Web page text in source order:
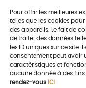
Pour offrir les meilleures
telles que les cookies
des appareils. Le fait de
de traiter des données
les ID uniques sur ce site.
consentement peut avoir
caractéristiques et
aucune donnée à des fins
rendez-vous ICI
Artidesign est une
région Parisienne.
professionnels de